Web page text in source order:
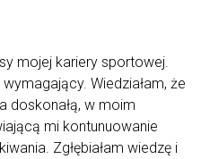
mojej kariery sportowej.
Wiedziałam, że
doskonałą, w moim
mi kontunuowanie
Zgłębiałam wiedzę i